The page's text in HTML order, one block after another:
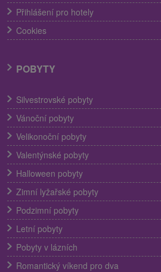
Přihlášení pro hotely
Cookies
POBYTY
Silvestrovské pobyty
Vánoční pobyty
Velikonoční pobyty
Valentýnské pobyty
Halloween pobyty
Zimní lyžařské pobyty
Podzimní pobyty
Letní pobyty
Pobyty v lázních
Romantický víkend pro dva